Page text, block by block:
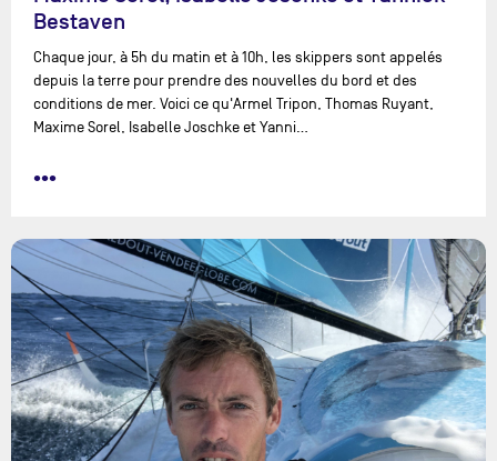
Bestaven
Chaque jour, à 5h du matin et à 10h, les skippers sont appelés
depuis la terre pour prendre des nouvelles du bord et des
conditions de mer. Voici ce qu'Armel Tripon, Thomas Ruyant,
Maxime Sorel, Isabelle Joschke et Yanni…
•••